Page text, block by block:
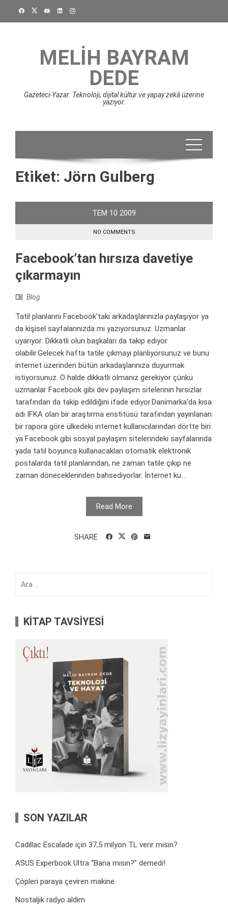
MELIH BAYRAM
DEDE
Gazeteci-Yazar. Teknoloji, dijital kültür ve yapay zekâ üzerine
yazıyor.
Etiket: Jörn Gulberg
TEM 10 2009
NO COMMENTS
Facebook’tan hırsıza davetiye
çıkarmayın
Blog
Tatil planlarını Facebook'taki arkadaşlarınızla paylaşıyor ya
da kişisel sayfalarınızda mı yazıyorsunuz. Uzmanlar
uyarıyor: Dikkatli olun başkaları da takip ediyor
olabilir.Gelecek hafta tatile çıkmayı planlıyorsunuz ve bunu
internet üzerinden bütün arkadaşlarınıza duyurmak
istiyorsunuz. O halde dikkatli olmanız gerekiyor çünkü
uzmanlar Facebook gibi dev paylaşım sitelerinin hırsızlar
tarafından da takip edildiğini ifade ediyor.Danimarka'da kısa
adı IFKA olan bir araştırma enstitüsü tarafından yayınlanan
bir rapora göre ülkedeki internet kullanıcılarından dörtte biri
ya Facebook gibi sosyal paylaşım sitelerindeki sayfalarında
yada tatil boyunca kullanacakları otomatik elektronik
postalarda tatil planlarından, ne zaman tatile çıkıp ne
zaman döneceklerinden bahsediyorlar. İnternet ku...
Read More
SHARE
KİTAP TAVSİYESİ
SON YAZILAR
Cadillac Escalade için 37,5 milyon TL verir misin?
ASUS Experbook Ultra “Bana mısın?” demedi!
Çöpleri paraya çeviren makine
Nostaljik radyo aldım